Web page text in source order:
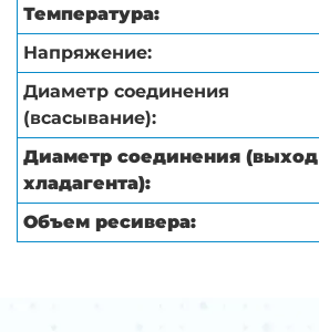
Температура:
Напряжение:
Диаметр соединения
(всасывание):
Диаметр соединения (выход
хладагента):
Объем ресивера: